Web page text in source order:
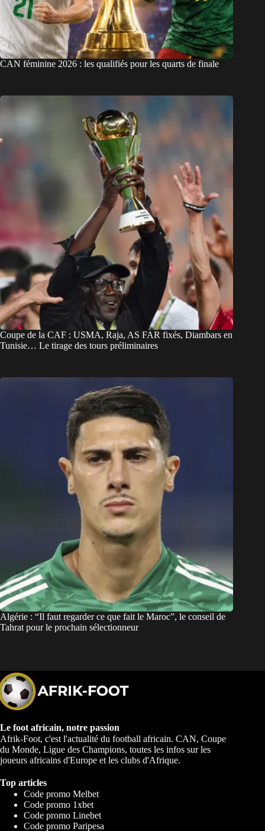
CAN féminine 2026 : les qualifiés pour les quarts de finale
Coupe de la CAF : USMA, Raja, AS FAR fixés, Diambars en
Tunisie… Le tirage des tours préliminaires
Algérie : “Il faut regarder ce que fait le Maroc”, le conseil de
Tahrat pour le prochain sélectionneur
Le foot africain, notre passion
Afrik-Foot, c'est l'actualité du football africain. CAN, Coupe
du Monde, Ligue des Champions, toutes les infos sur les
joueurs africains d'Europe et les clubs d'Afrique.
Top articles
Code promo Melbet
Code promo 1xbet
Code promo Linebet
Code promo Paripesa